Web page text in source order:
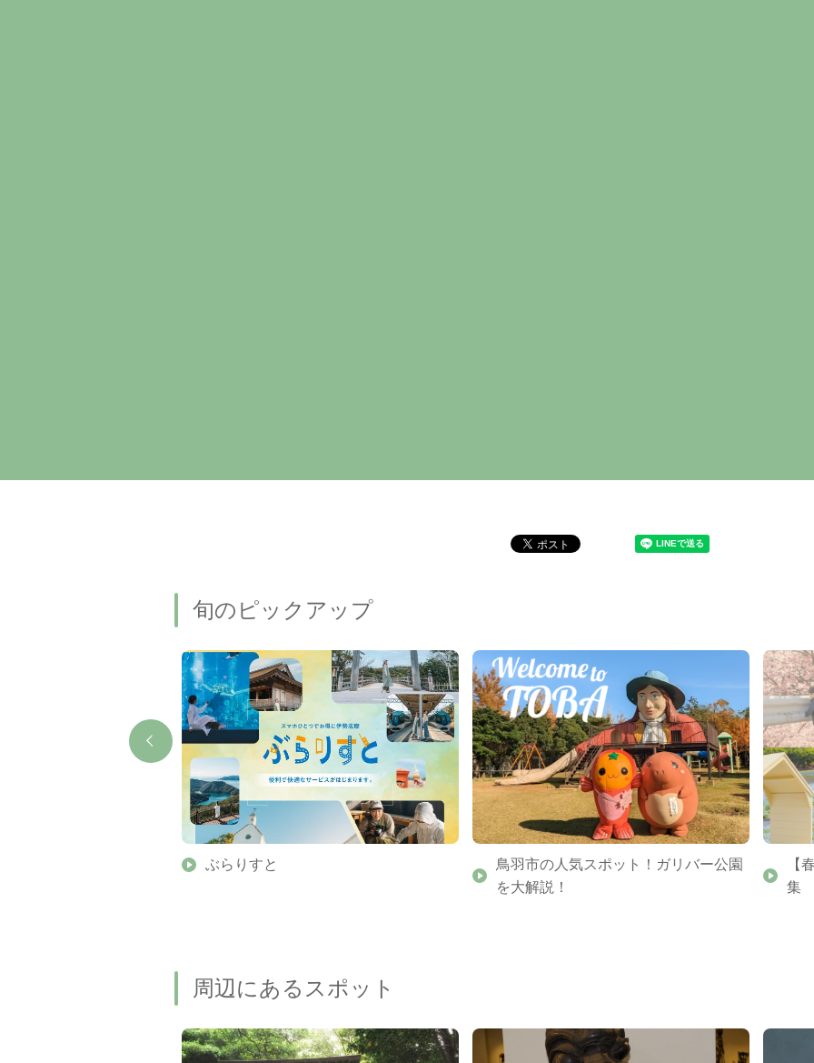
旬のピックアップ
ぶらりすと
鳥羽市の人気スポット！ガリバー公園
を大解説！
【
集
周辺にあるスポット